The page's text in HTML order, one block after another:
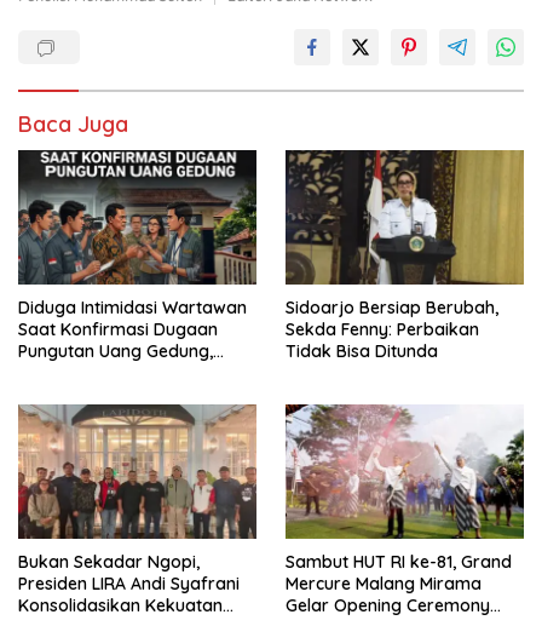
Baca Juga
Diduga Intimidasi Wartawan
Saat Konfirmasi Dugaan
Pungutan Uang Gedung,
Buka suara
Sidoarjo Bersiap Berubah,
Sekda Fenny: Perbaikan
Tidak Bisa Ditunda
Bukan Sekadar Ngopi,
Presiden LIRA Andi Syafrani
Konsolidasikan Kekuatan
Sambut HUT RI ke-81, Grand
Mercure Malang Mirama
Gelar Opening Ceremony